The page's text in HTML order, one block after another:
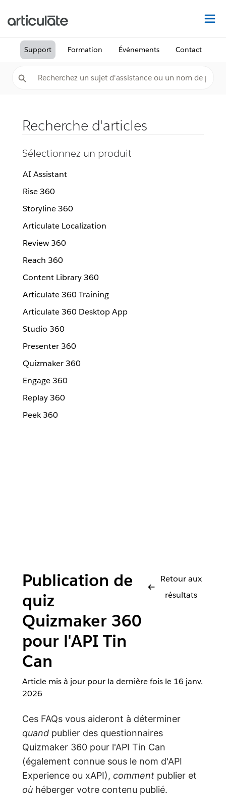
Support Formation Événements Contact
Recherche d'articles
Sélectionnez un produit
AI Assistant
Rise 360
Storyline 360
Articulate Localization
Review 360
Reach 360
Content Library 360
Articulate 360 Training
Articulate 360 Desktop App
Studio 360
Presenter 360
Quizmaker 360
Engage 360
Replay 360
Peek 360
Publication de
quiz
Quizmaker 360
pour l'API Tin
Can
Retour aux
résultats
Article mis à jour pour la dernière fois le 16 janv.
2026
Ces FAQs vous aideront à déterminer
quand publier des questionnaires
Quizmaker 360 pour l'API Tin Can
(également connue sous le nom d'API
Experience ou xAPI), comment publier et
où héberger votre contenu publié.